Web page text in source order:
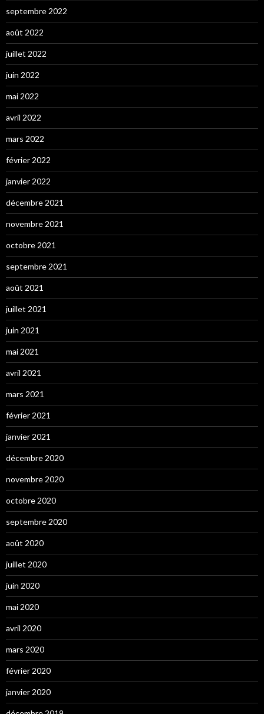
septembre 2022
août 2022
juillet 2022
juin 2022
mai 2022
avril 2022
mars 2022
février 2022
janvier 2022
décembre 2021
novembre 2021
octobre 2021
septembre 2021
août 2021
juillet 2021
juin 2021
mai 2021
avril 2021
mars 2021
février 2021
janvier 2021
décembre 2020
novembre 2020
octobre 2020
septembre 2020
août 2020
juillet 2020
juin 2020
mai 2020
avril 2020
mars 2020
février 2020
janvier 2020